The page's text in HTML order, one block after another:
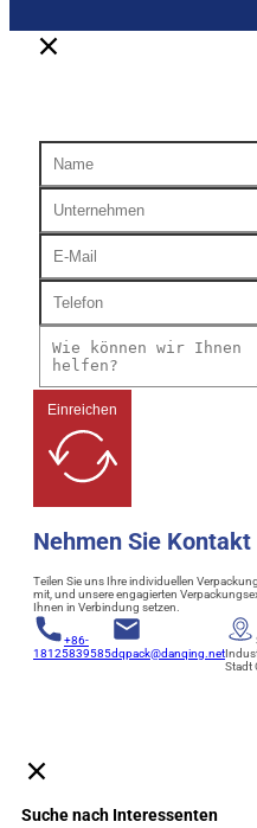
Einreichen
Nehmen Sie
Teilen Sie uns Ihre individuellen
mit, und unsere engagierten
Ihnen in Verbindung setzen.
+86-
18125839585dqpack@danqing.net
Stadt
Suche nach Interessenten